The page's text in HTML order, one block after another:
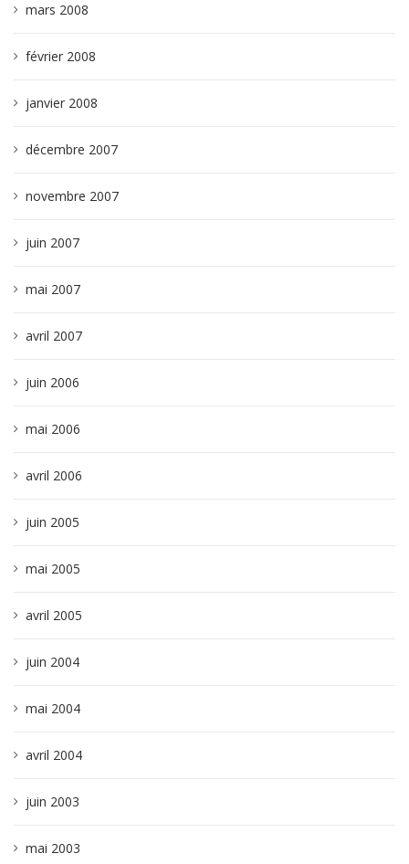
mars 2008
février 2008
janvier 2008
décembre 2007
novembre 2007
juin 2007
mai 2007
avril 2007
juin 2006
mai 2006
avril 2006
juin 2005
mai 2005
avril 2005
juin 2004
mai 2004
avril 2004
juin 2003
mai 2003